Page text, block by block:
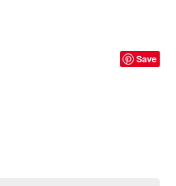
Save